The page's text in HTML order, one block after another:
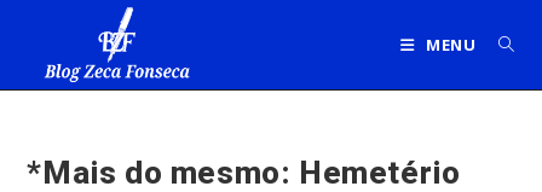
MENU
*Mais do mesmo: Hemetério